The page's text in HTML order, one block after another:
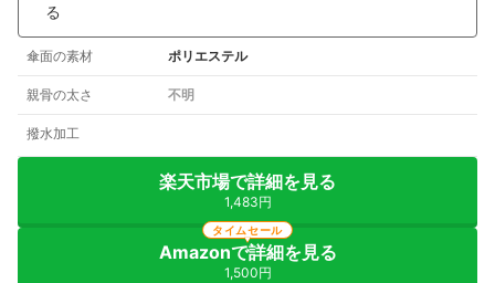
る
傘面の素材 ポリエステル
親骨の太さ 不明
撥水加工
楽天市場で詳細を見る
1,483円
Amazonで詳細を見る
1,500円
タイムセール